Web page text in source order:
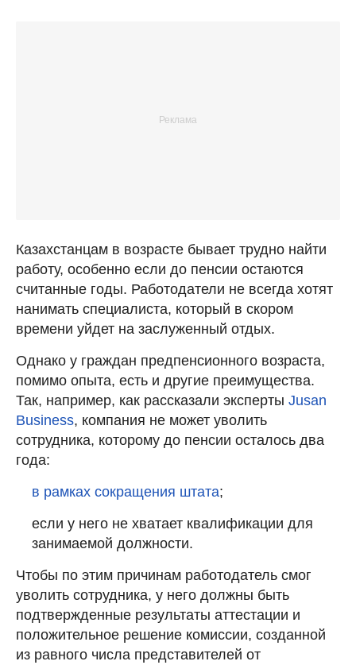
Казахстанцам в возрасте бывает трудно найти
работу, особенно если до пенсии остаются
считанные годы. Работодатели не всегда хотят
нанимать специалиста, который в скором
времени уйдет на заслуженный отдых.
Однако у граждан предпенсионного возраста,
помимо опыта, есть и другие преимущества.
Так, например, как рассказали эксперты Jusan
Business, компания не может уволить
сотрудника, которому до пенсии осталось два
года:
в рамках сокращения штата;
если у него не хватает квалификации для
занимаемой должности.
Чтобы по этим причинам работодатель смог
уволить сотрудника, у него должны быть
подтвержденные результаты аттестации и
положительное решение комиссии, созданной
из равного числа представителей от